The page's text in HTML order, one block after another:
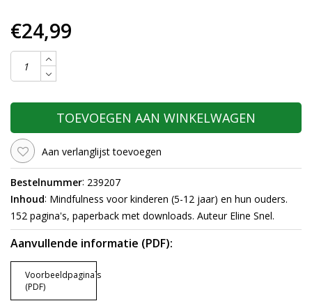
€24,99
TOEVOEGEN AAN WINKELWAGEN
Aan verlanglijst toevoegen
Bestelnummer: 239207
Inhoud: Mindfulness voor kinderen (5-12 jaar) en hun ouders.
152 pagina's, paperback met downloads. Auteur Eline Snel.
Aanvullende informatie (PDF):
Voorbeeldpagina`s
(PDF)